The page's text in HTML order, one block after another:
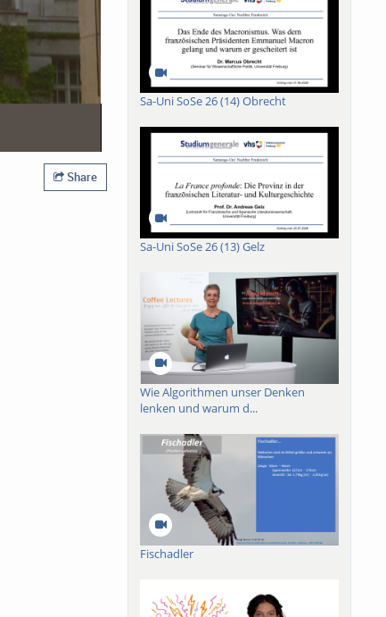
Share
Sa-Uni SoSe 26 (14) Obrecht
Sa-Uni SoSe 26 (13) Gelz
Wie Algorithmen unser Denken
lenken und warum d...
Fischadler